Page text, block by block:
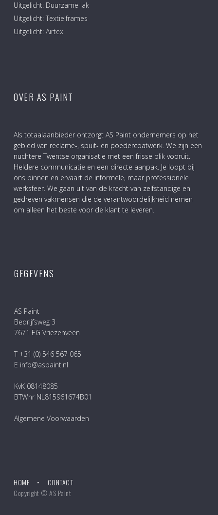
Uitgelicht: Duurzame lak
Uitgelicht: Textielframes
Uitgelicht: Airtex
OVER AS PAINT
Als totaalaanbieder ontzorgt AS Paint ondernemers op het
gebied van reclame-, spuit- en poedercoatwerk. We zijn een
nuchtere Twentse organisatie met een frisse blik vooruit.
Heldere communicatie en een directe aanpak. Je loopt bij
ons binnen en ervaart de informele, maar professionele
werksfeer. We gaan uit van de kracht van zelfstandige en
gedreven vakmensen die de verantwoordelijkheid nemen
om alleen het beste voor de klant te leveren.
GEGEVENS
AS Paint
Bedrijfsweg 3
7671 EG Vriezenveen
T +31 (0) 546 567 065
E info@aspaint.nl
KvK 08148085
BTWnr NL815961674B01
Algemene Voorwaarden
HOME
CONTACT
Copyright © AS Paint